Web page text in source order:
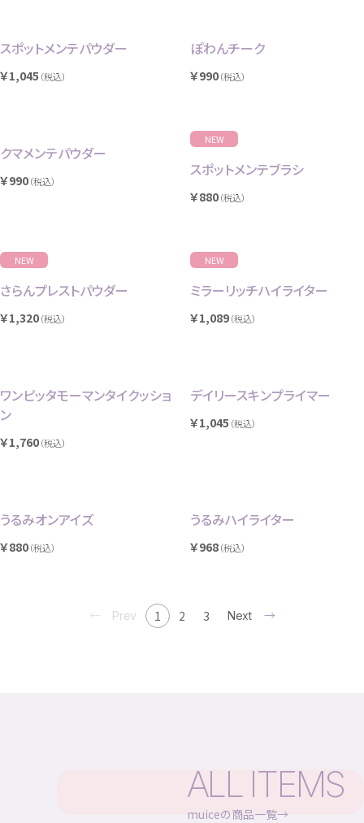
スポットメンテパウダー
￥1,045 （税込）
ぽわんチーク
￥990（税込）
クマメンテパウダー
￥990（税込）
NEW
スポットメンテブラシ
￥880（税込）
NEW
さらんプレストパウダー
￥1,320（税込）
NEW
ミラーリッチハイライター
￥1,089（税込）
ワンピッタモーマンタイクッショ
ン
￥1,760（税込）
デイリースキンプライマー
￥1,045 （税込）
うるみオンアイズ
￥880（税込）
うるみハイライター
￥968（税込）
Prev 1 2 3 Next
ALL ITEMS
muiceの商品一覧